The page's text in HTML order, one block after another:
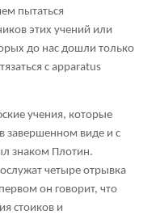
пытаться
этих учений или
до нас дошли только
с apparatus
учения, которые
завершенном виде и с
знаком Плотин.
четыре отрывка
он говорит, что
стоиков и